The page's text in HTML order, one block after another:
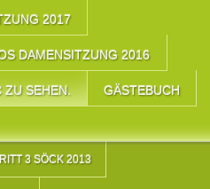
2017
DAMENSITZUNG 2016
ZU SEHEN. GÄSTEBUCH
3 SÖCK 2013